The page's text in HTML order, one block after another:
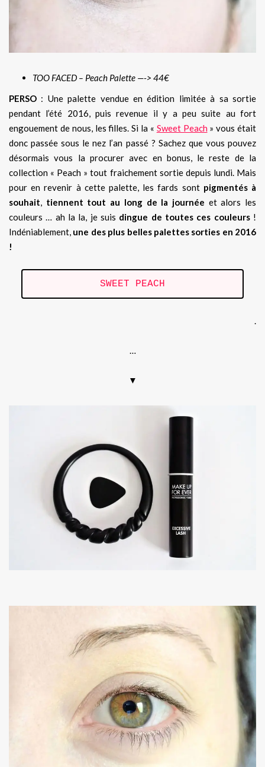
TOO FACED – Peach Palette —-> 44€
PERSO : Une palette vendue en édition limitée à sa sortie
pendant l’été 2016, puis revenue il y a peu suite au fort
engouement de nous, les filles. Si la « Sweet Peach» vous était
donc passée sous le nez l’an passé ? Sachez que vous pouvez
désormais vous la procurer avec en bonus, le reste de la
collection « Peach » tout fraichement sortie depuis lundi. Mais
pour en revenir à cette palette, les fards sont pigmentés à
souhait, tiennent tout au long de la journée et alors les
couleurs … ah la la, je suis dingue de toutes ces couleurs!
Indéniablement, une des plus belles palettes sorties en 2016
!
SWEET PEACH
.
…
▼